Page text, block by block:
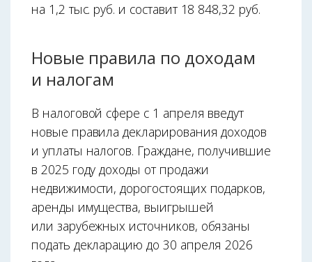
на 1,2 тыс. руб. и составит 18 848,32 руб.
Новые правила по доходам
и налогам
В налоговой сфере с 1 апреля введут
новые правила декларирования доходов
и уплаты налогов. Граждане, получившие
в 2025 году доходы от продажи
недвижимости, дорогостоящих подарков,
аренды имущества, выигрышей
или зарубежных источников, обязаны
подать декларацию до 30 апреля 2026